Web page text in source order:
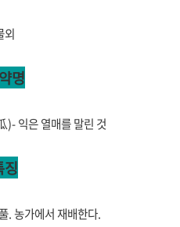
외
명
익은 열매를 말린 것
징
. 농가에서 재배한다.